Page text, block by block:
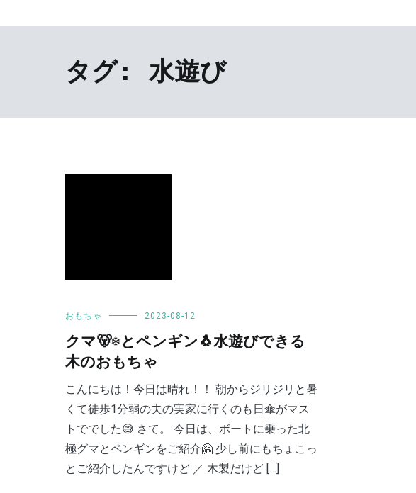
タグ: 水遊び
おもちゃ 2023-08-12
クマ🐻‍❄️とペンギン🐧水遊びできる
木のおもちゃ
こんにちは！今日は晴れ！！ 朝からジリジリと暑
くて徒歩1分弱の夫の実家に行くのも日傘がマス
トででした😅 さて。 今日は、ボートに乗った北
極グマとペンギンをご紹介🤗 少し前にもちょこっ
とご紹介したんですけど ／ 木製だけど […]